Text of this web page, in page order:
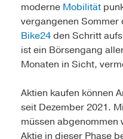
moderne Mobilität
vergangenen Sommer
Bike24den Schritt
ist ein Börsengang
Monaten in Sicht,
Aktien kaufen können
seit Dezember 2021.
müssen
Aktie in dieser Phase